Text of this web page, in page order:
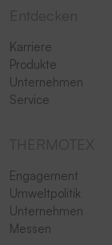
Karriere
Produkte
Unternehmen
Service
Engagement
Umweltpolitik
Unternehmen
Messen